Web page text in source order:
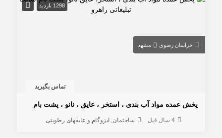
1298 بازدید
خراسان رضوی مشهد
تماس بگیرید
پخش عمده مواد آب بندی ، استخر ، عایق ، نانو ، پشت بام
4 سال قبل ساختمان ایزوگام و عایقهای رطوبتی